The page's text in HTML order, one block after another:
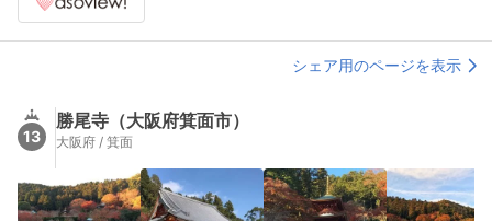
シェア用のページを表示
13
勝尾寺（大阪府箕面市）
大阪府 / 箕面